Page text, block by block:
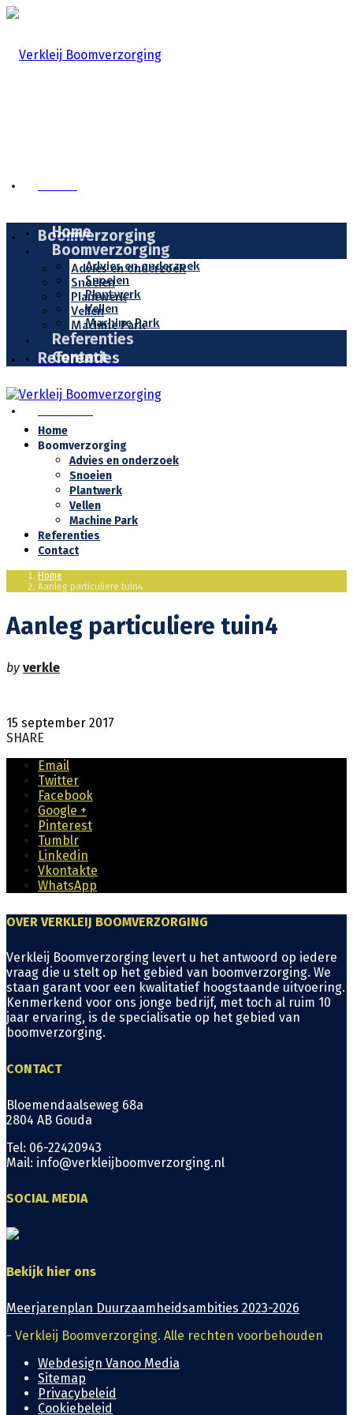
Boomverzorging
Advies en onderzoek
Snoeien
Plantwerk
Vellen
Machine Park
Referenties
Home
Boomverzorging
Advies en onderzoek
Snoeien
Plantwerk
Vellen
Machine Park
Referenties
Contact
Home
Boomverzorging
Advies en onderzoek
Snoeien
Plantwerk
Vellen
Machine Park
Referenties
Contact
Home
Aanleg particuliere tuin4
Aanleg particuliere tuin4
by verkle
15 september 2017
SHARE
Email
Twitter
Facebook
Google +
Pinterest
Tumblr
Linkedin
Vkontakte
WhatsApp
OVER VERKLEIJ BOOMVERZORGING
Verkleij Boomverzorging levert u het antwoord op iedere
vraag die u stelt op het gebied van boomverzorging. We
staan garant voor een kwalitatief hoogstaande uitvoering.
Kenmerkend voor ons jonge bedrijf, met toch al ruim 10
jaar ervaring, is de specialisatie op het gebied van
boomverzorging.
CONTACT
Bloemendaalseweg 68a
2804 AB Gouda
Tel: 06-22420943
Mail: info@verkleijboomverzorging.nl
SOCIAL MEDIA
Bekijk hier ons
Meerjarenplan Duurzaamheidsambities 2023-2026
- Verkleij Boomverzorging. Alle rechten voorbehouden
Webdesign Vanoo Media
Sitemap
Privacybeleid
Cookiebeleid